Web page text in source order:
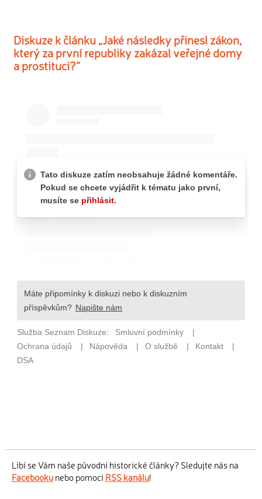
Diskuze k článku „Jaké následky přinesl zákon,
který za první republiky zakázal veřejné domy
a prostituci?“
Líbí se Vám naše původní historické články? Sledujte nás na
Facebookunebo pomocí RSS kanálu!